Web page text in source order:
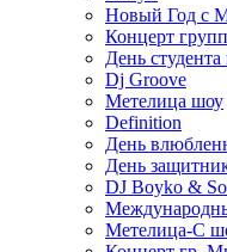
Новый Год с
Концерт
День
Dj Groove
Метелица шоу
Definition
День
День
DJ Boyko &
Метелица-С